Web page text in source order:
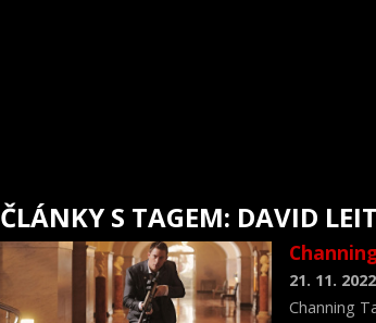
ČLÁNKY S TAGEM: DAVID
21. 11.
Channing